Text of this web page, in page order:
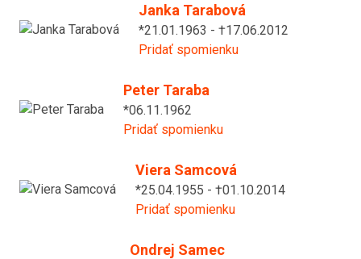
Janka Tarabová
*21.01.1963 - †17.06.2012
Pridať spomienku
Peter Taraba
*06.11.1962
Pridať spomienku
Viera Samcová
*25.04.1955 - †01.10.2014
Pridať spomienku
Ondrej Samec